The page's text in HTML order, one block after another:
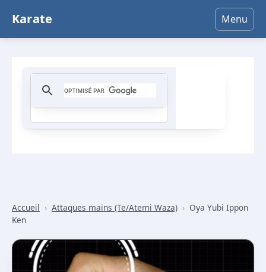
Karate Menu
Accueil › Attaques mains (Te/Atemi Waza) › Oya Yubi Ippon
Ken